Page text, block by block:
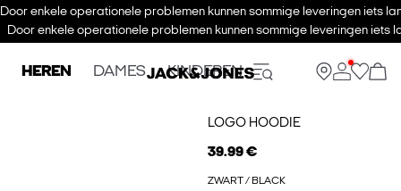
Door enkele operationele problemen kunnen sommige leveringen iets
Door enkele operationele problemen kunnen sommige leveringen
HEREN DAMES KINDEREN
LOGO HOODIE
39.99 €
ZWART / BLACK